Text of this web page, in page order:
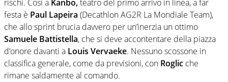
rischi. Così a Kanbo,teatro del primo arrivo in linea, a far
festa è Paul Lapeira (Decathlon AG2R La Mondiale Team),
che allo sprint brucia davvero per un’inerzia un ottimo
Samuele Battistella, che si deve accontentare della piazza
d’onore davanti a Louis Vervaeke. Nessuno scossone in
classifica generale, come da previsioni, con Roglic che
rimane saldamente al comando.